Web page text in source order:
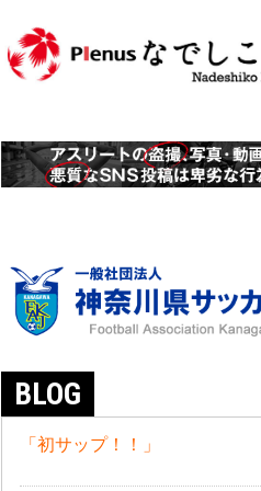
BLOG
「初サップ！！」